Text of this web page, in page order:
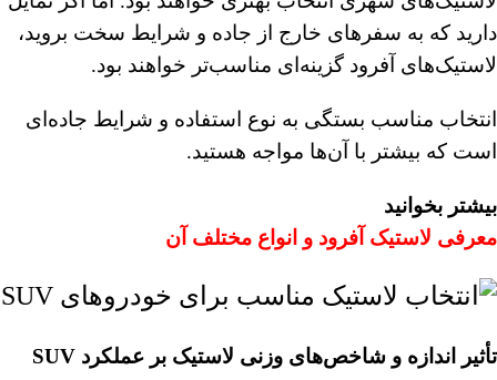
دارید که به سفرهای خارج از جاده و شرایط سخت بروید،
لاستیک‌های آفرود گزینه‌ای مناسب‌تر خواهند بود.
انتخاب مناسب بستگی به نوع استفاده و شرایط جاده‌ای
است که بیشتر با آن‌ها مواجه هستید.
بیشتر بخوانید
معرفی لاستیک آفرود و انواع مختلف آن
تأثیر اندازه و شاخص‌های وزنی لاستیک بر عملکرد SUV